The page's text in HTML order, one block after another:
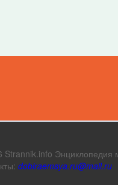
Strannik.info
dobiraemsya.ru@mail.ru